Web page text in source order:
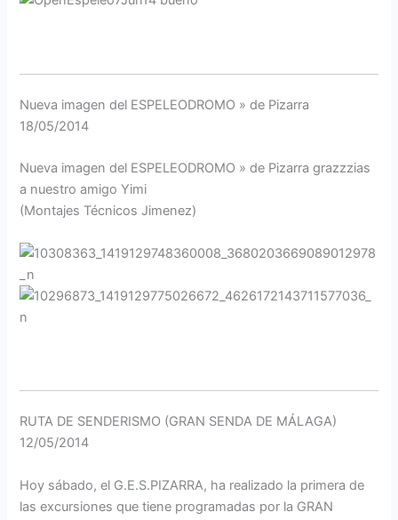
Nueva imagen del ESPELEODROMO » de Pizarra
18/05/2014
Nueva imagen del ESPELEODROMO » de Pizarra grazzzias
a nuestro amigo Yimi
(Montajes Técnicos Jimenez)
RUTA DE SENDERISMO (GRAN SENDA DE MÁLAGA)
12/05/2014
Hoy sábado, el G.E.S.PIZARRA, ha realizado la primera de
las excursiones que tiene programadas por la GRAN